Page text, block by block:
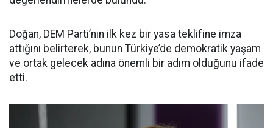
Doğan, DEM Parti’nin ilk kez bir yasa teklifine imza
attığını belirterek, bunun Türkiye’de demokratik yaşam
ve ortak gelecek adına önemli bir adım olduğunu ifade
etti.